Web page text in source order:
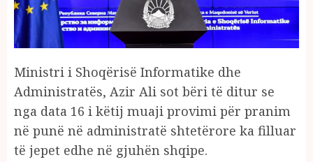
Ministri i Shoqërisë Informatike dhe
Administratës, Azir Ali sot bëri të ditur se
nga data 16 i këtij muaji provimi për pranim
në punë në administratë shtetërore ka filluar
të jepet edhe në gjuhën shqipe.